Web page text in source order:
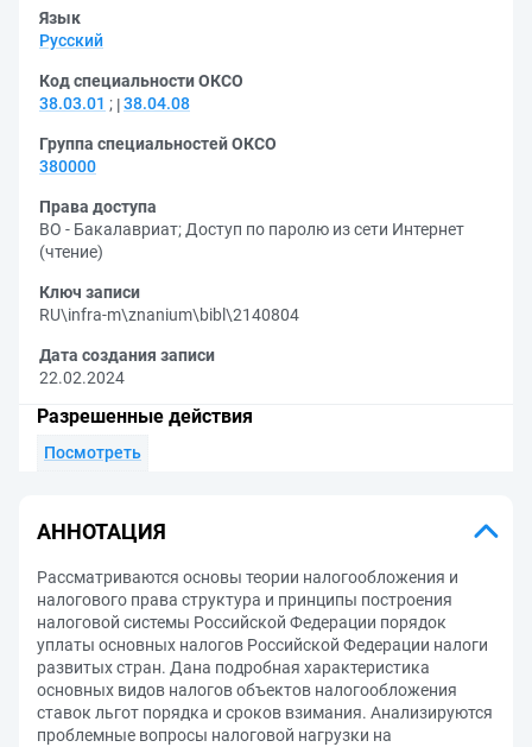
Язык
Русский
Код специальности ОКСО
38.03.01 ; 38.04.08
Группа специальностей ОКСО
380000
Права доступа
ВО - Бакалавриат; Доступ по паролю из сети Интернет
(чтение)
Ключ записи
RU\infra-m\znanium\bibl\2140804
Дата создания записи
22.02.2024
Разрешенные действия
Посмотреть
АННОТАЦИЯ
Рассматриваются основы теории налогообложения и
налогового права структура и принципы построения
налоговой системы Российской Федерации порядок
уплаты основных налогов Российской Федерации налоги
развитых стран. Дана подробная характеристика
основных видов налогов объектов налогообложения
ставок льгот порядка и сроков взимания. Анализируются
проблемные вопросы налоговой нагрузки на